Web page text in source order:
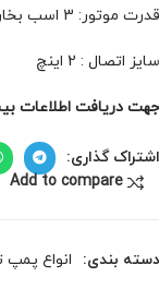
موتور: 3 اسب بخار
اتصال : 2 اینچ
دریافت اطلاعات
گذاری:
Add to compare
بندی: انواع